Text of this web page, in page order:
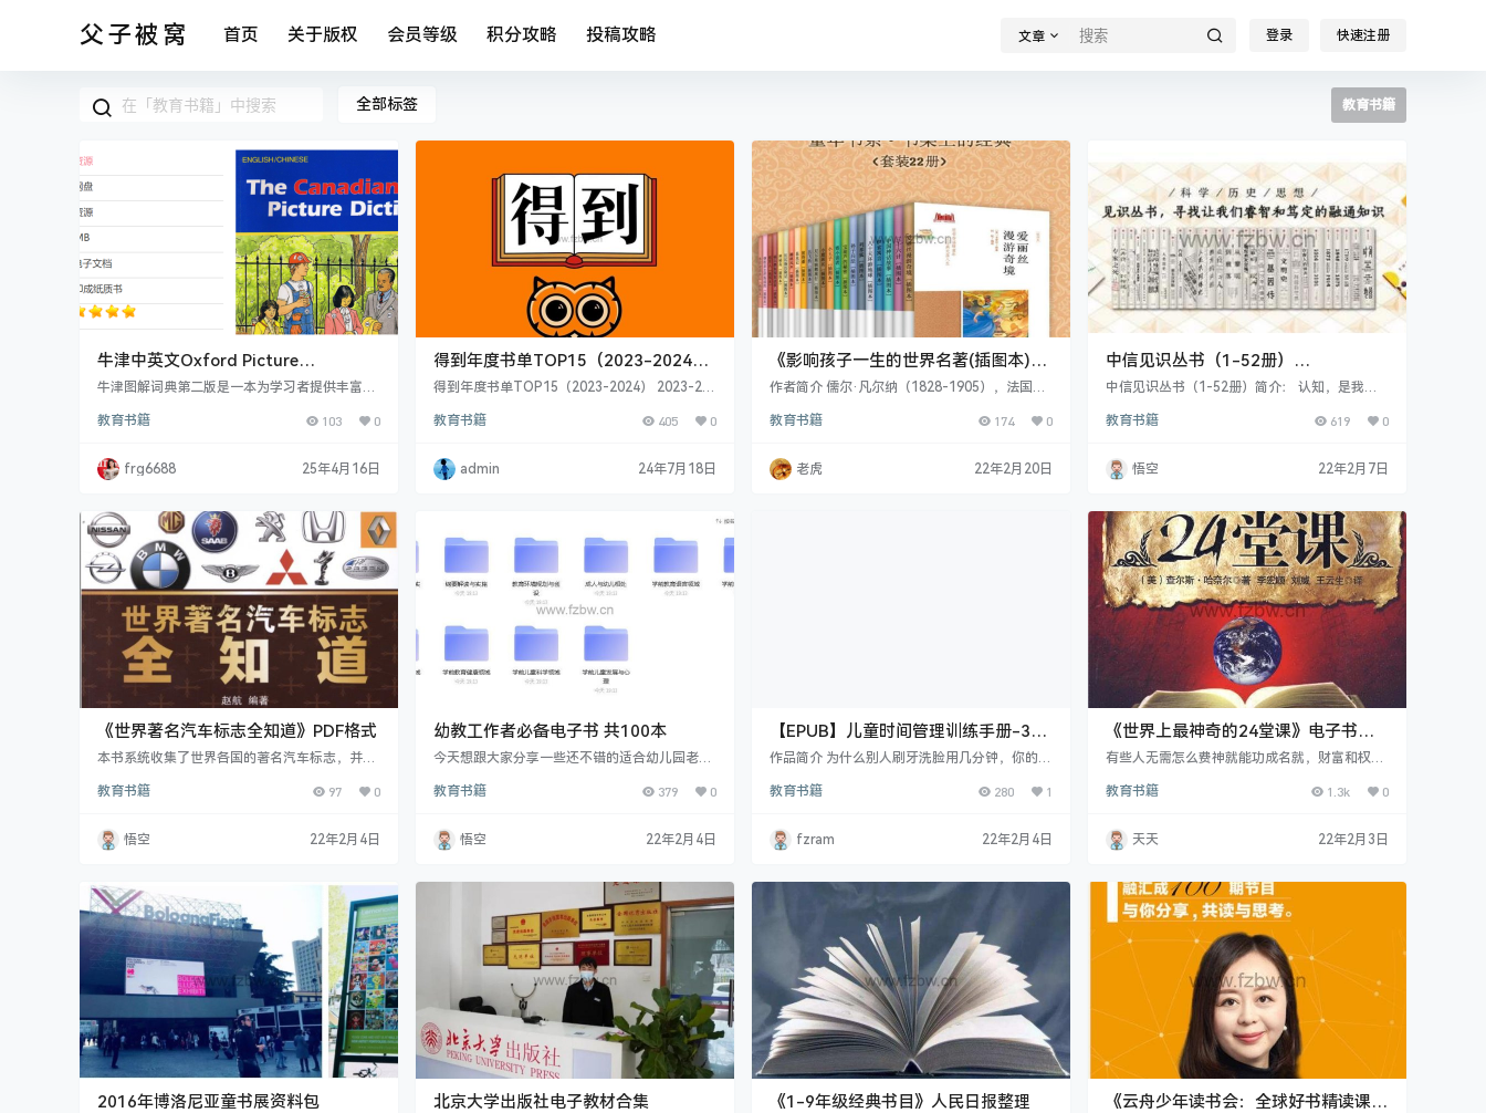
父子被窝 首页 关于版权 会员等级 积分攻略 投稿攻略 文章 登录 快速注册
全部标签 教育书籍
牛津中英文Oxford Picture
Dictionary词典和练习全集
牛津图解词典第二版是一本为学习者提供丰富多
主题单元中，包括日常用语、人物、住房、食品
（这是本版新增的特色），并以一个故事页结
束，单页或双页的子主题以真实的视觉背景呈现
词汇。 词典中列出了目标新词汇，并通过简单的
练习活动帮助学生将新词汇运用到实际中…
教育书籍 103 0
frg6688 25年4月16日
得到年度书单TOP15（2023-2024）
epub+mobi+epub+pdf
得到年度书单TOP15（2023-2024） 2023-20
济等多领域： 《金钱心理学》透视财富与幸福真
衡； 《县中的孩子》聚焦县域教育现状；《市场
中国两千年》追溯市场演变；《太后西奔》再现
教育书籍 405 0
admin 24年7月18日
《影响孩子一生的世界名著(插图本)》
套装22册
作者简介 儒尔·凡尔纳（1828-1905），法国科
学法律，1863年出版了他的第一部小说《气球上
他一生共出版了六十六部长篇小说，其中包括代
表作：三部曲《格兰特船长的女儿》、《海底两
教育书籍 174 0
老虎 22年2月20日
中信见识丛书（1-52册）
AZW3+MOBI+EPUB
中信见识丛书（1-52册）简介： 认知，是我们
必要方法，是不断更新和升级自己的认知系统。
萎缩，碎片化的知识不能增长人的见识。见识城
邦致力于人的深度学习，打破学科边界，精选具
推出重点品牌丛书：“见识丛书”。见识丛书提供
有观点的通识和思想，助力今天的人们…
教育书籍 619 0
悟空 22年2月7日
《世界著名汽车标志全知道》PDF格式
本书系统收集了世界各国的著名汽车标志，并加
品牌历史文化的宝典，有较强的欣赏、收藏和保
84个汽车品牌的标志释义及其标志演变的历史，
内容丰富，行文通俗易懂，再配合上精美图片，
考。 目录 一、德国篇奔驰 三叉星辉迈巴赫 金字
塔尖的双M宝马 巴伐利亚的蓝天白云奥迪 紧密团
结的四连环…
教育书籍 97 0
悟空 22年2月4日
幼教工作者必备电子书 共100本
今天想跟大家分享一些还不错的适合幼儿园老师
和有温度。
教育书籍 379 0
悟空 22年2月4日
【EPUB】儿童时间管理训练手册-30
天让孩子的学习更高效
作品简介 为什么别人刷牙洗脸用几分钟，你的孩
写作业，到了晚上十点钟还写不完？为什么家长
来？其实要让“慢性子”的孩子快起来，也不是不
可能。只要找出孩子变慢的深层原因，并且让他
起来。 本书根据孩子的心理特点，针对4—18岁
孩子提出30天时间管理训练方案。该方案分为四
个模块，分别是…
教育书籍 280 1
fzram 22年2月4日
《世界上最神奇的24堂课》电子书
pdf+mobi+txt+epub
有些人无需怎么费神就能功成名就，财富和权利
而另一些人则在实现理想和抱负的过程中遭到彻
老大的劲才能成功。而有人则根本无法成功呢?
显然不可能是身体上的原因，要不然最强壮的人
别不是身体上的，而是心灵上的。……
教育书籍 1.3k 0
天天 22年2月3日
2016年博洛尼亚童书展资料包 北京大学出版社电子教材合集 《1-9年级经典书目》人民日报整理
《云舟少年读书会：全球好书精读课